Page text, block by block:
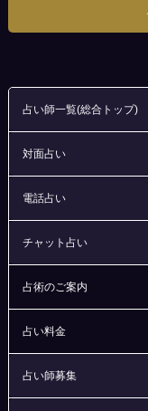
占い師一覧(総合トップ)
対面占い
電話占い
チャット占い
占術のご案内
占い料金
占い師募集